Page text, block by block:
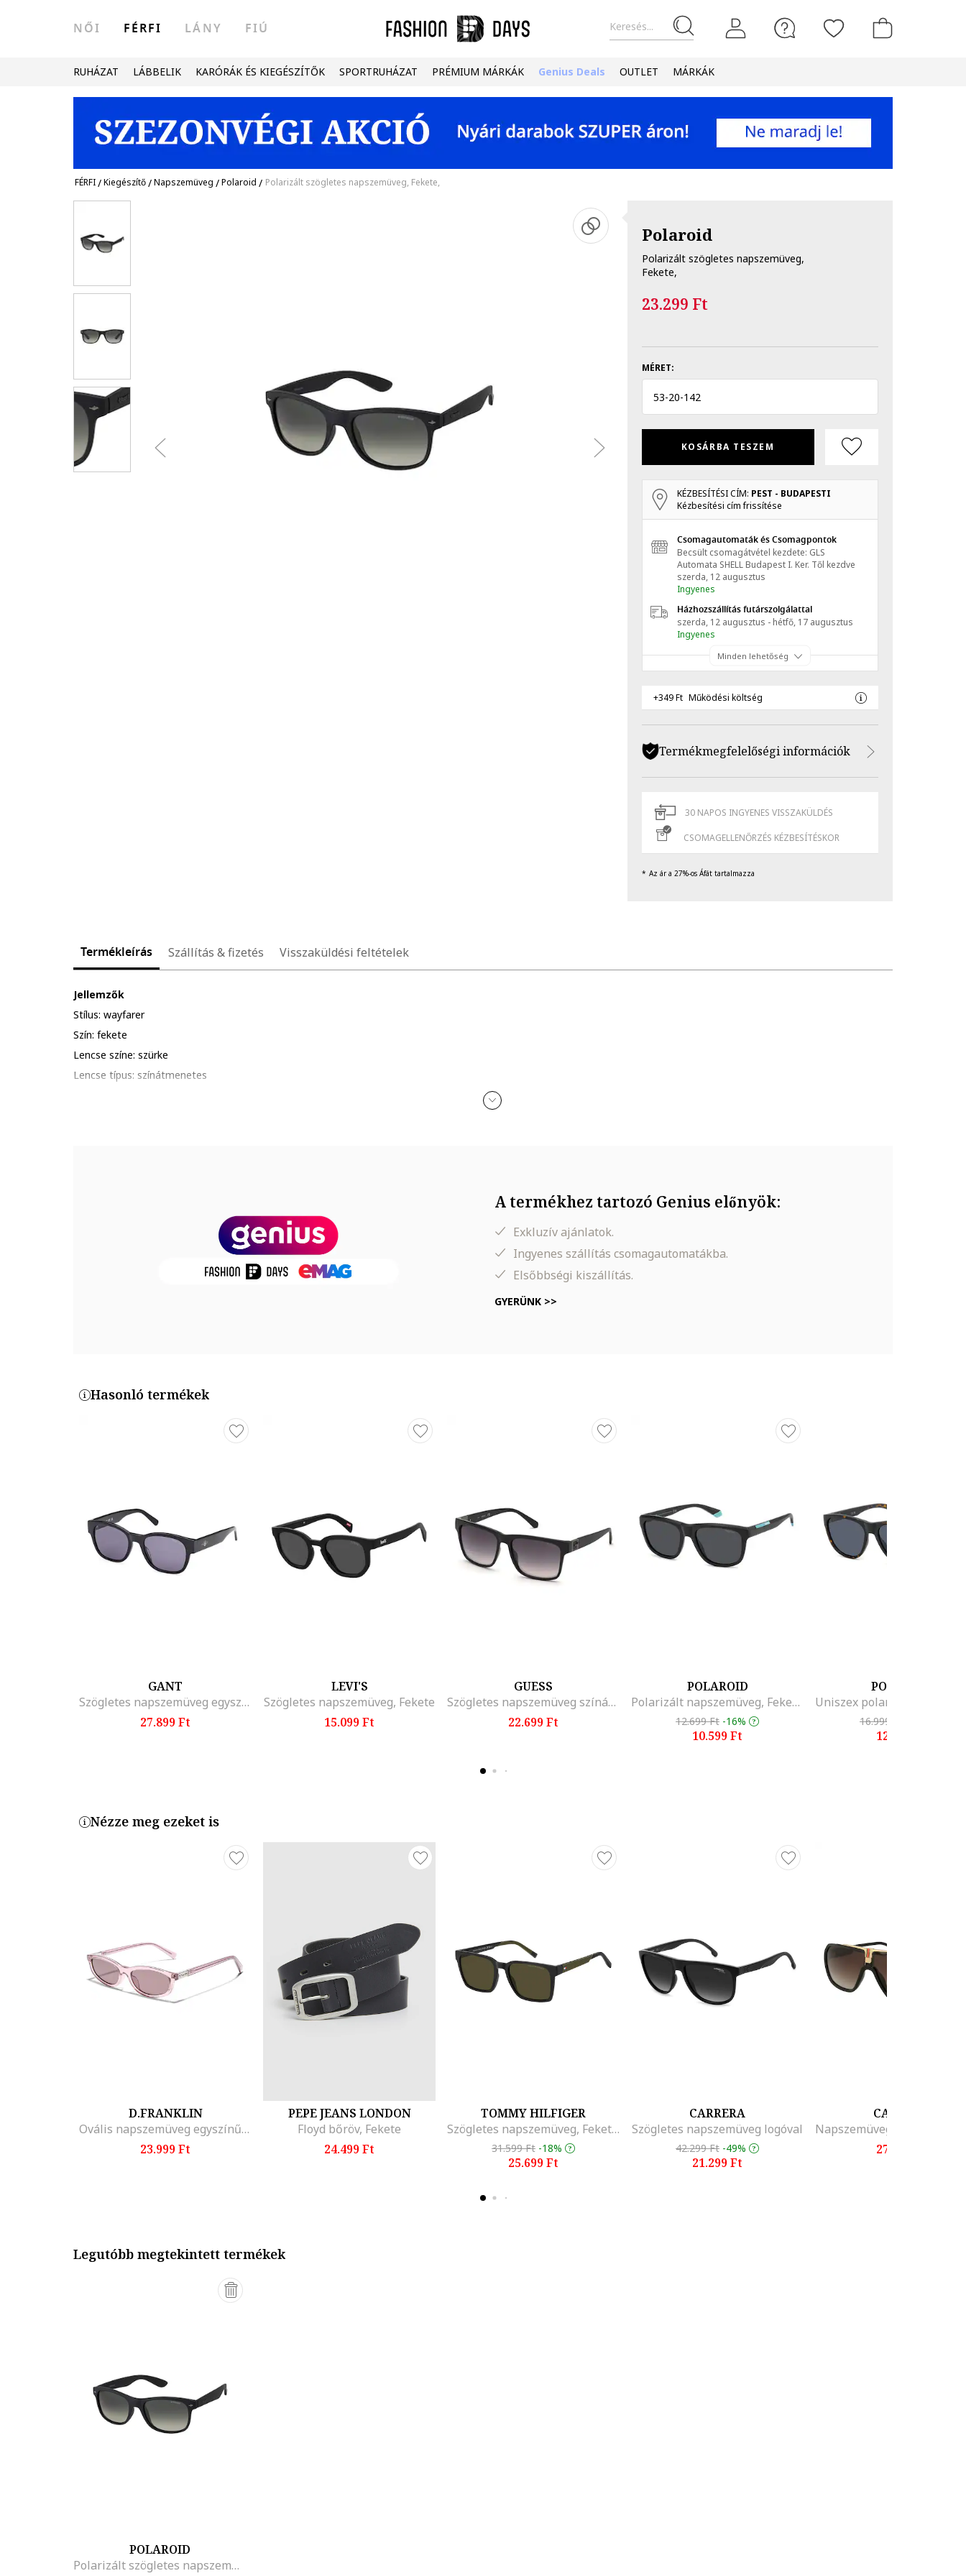
Keresés...
NŐI FÉRFI LÁNY FIÚ
RUHÁZAT LÁBBELIK KARÓRÁK ÉS KIEGÉSZÍTŐK SPORTRUHÁZAT PRÉMIUM MÁRKÁK Genius Deals OUTLET MÁRKÁK
FÉRFI/Kiegészítő/Napszemüveg /Polaroid / Polarizált szögletes napszemüveg, Fekete,
Polaroid
Polarizált szögletes napszemüveg,
Fekete,
23.299 Ft
MÉRET:
53-20-142
KOSÁRBA TESZEM
KÉZBESÍTÉSI CÍM: PEST - BUDAPESTI
Kézbesítési cím frissítése
Csomagautomaták és Csomagpontok
Becsült csomagátvétel kezdete: GLS
Automata SHELL Budapest I. Ker. Től kezdve
szerda, 12 augusztus
Ingyenes
Házhozszállítás futárszolgálattal
szerda, 12 augusztus - hétfő, 17 augusztus
Ingyenes
Minden lehetőség
+349 Ft Működési költség
Termékmegfelelőségi információk
30 NAPOS INGYENES VISSZAKÜLDÉS
CSOMAGELLENŐRZÉS KÉZBESÍTÉSKOR
Az ár a 27%-os Áfát tartalmazza
Termékleírás Szállítás & fizetés Visszaküldési feltételek
Jellemzők
Stílus: wayfarer
Szín: fekete
Lencse színe: szürke
Lencse típus: színátmenetes
PLD-1015-S-DL5
A termékhez tartozó Genius előnyök:
Exkluzív ajánlatok.
Ingyenes szállítás csomagautomatákba.
Elsőbbségi kiszállítás.
GYERÜNK >>
Hasonló termékek
GANT
Szögletes napszemüveg egyszínű lencsékkel, Fekete
27.899 Ft
LEVI'S
Szögletes napszemüveg, Fekete
15.099 Ft
GUESS
Szögletes napszemüveg színátmenetes lencsékkel
22.699 Ft
POLAROID
Polarizált napszemüveg, Fekete/Koptatott fekete
12.699 Ft -16%
10.599 Ft
POLAROID
16.999 Ft
12.799 Ft
Nézze meg ezeket is
D.FRANKLIN
Ovális napszemüveg egyszínű lencsékkel, Halvány rózsaszín
23.999 Ft
PEPE JEANS LONDON
Floyd bőröv, Fekete
24.499 Ft
TOMMY HILFIGER
Szögletes napszemüveg, Fekete/Világos khaki
31.599 Ft -18%
25.699 Ft
CARRERA
Szögletes napszemüveg logóval
42.299 Ft -49%
21.299 Ft
CARRERA
27.799 Ft
Legutóbb megtekintett termékek
POLAROID
Polarizált szögletes napszemüveg, Fekete,